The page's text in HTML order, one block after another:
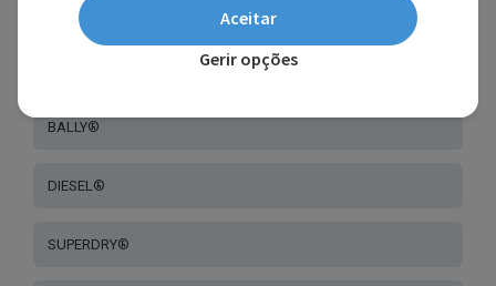
LIEBESKIND®
BALLY®
DIESEL®
SUPERDRY®
Aceitar
Gerir opções